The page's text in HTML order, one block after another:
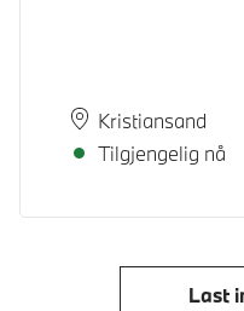
PlassKristiansand
Leveringstid
Tilgjengelig nå
Last